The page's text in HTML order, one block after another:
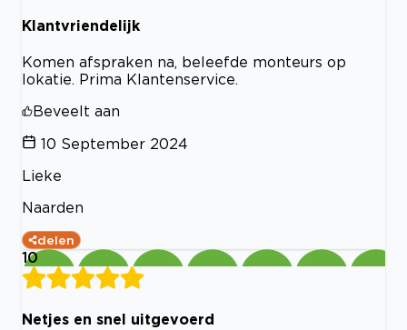
Klantvriendelijk
Komen afspraken na, beleefde monteurs op
lokatie. Prima Klantenservice.
Beveelt aan
10 September 2024
Lieke
Naarden
delen
10
Netjes en snel uitgevoerd